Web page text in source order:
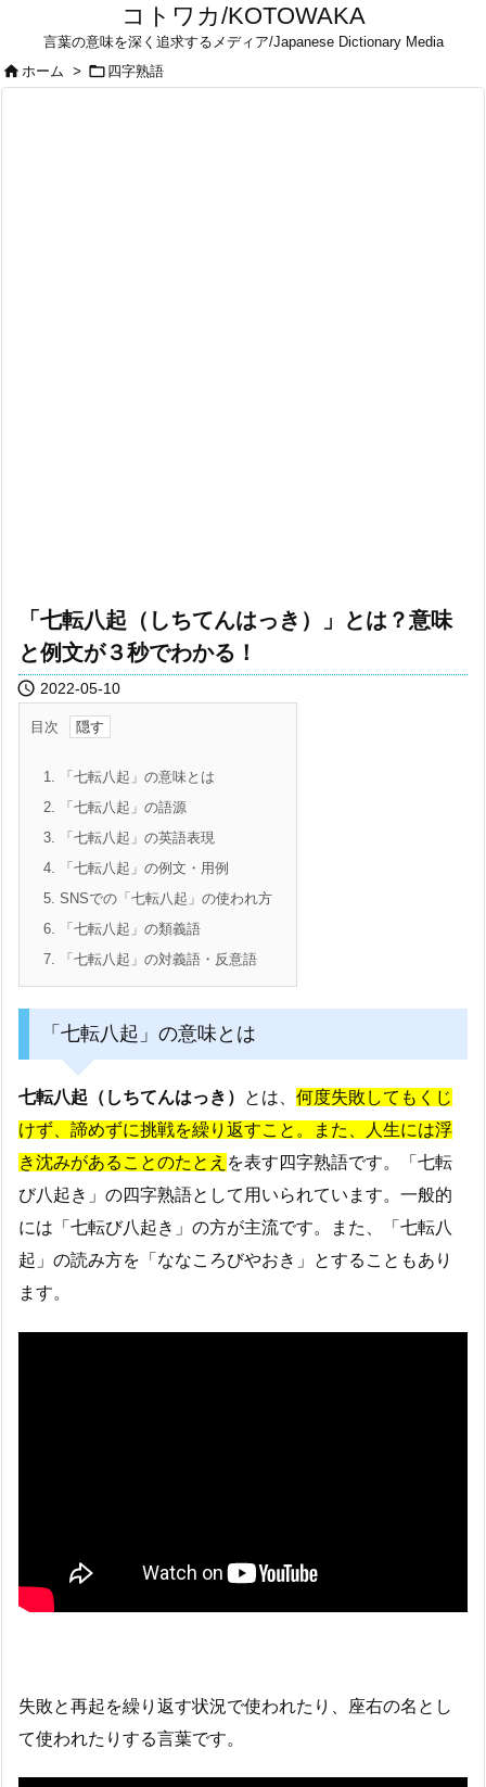
コトワカ/KOTOWAKA
言葉の意味を深く追求するメディア/Japanese Dictionary Media
ホーム >  四字熟語
「七転八起（しちてんはっき）」とは？意味
と例文が３秒でわかる！
 2022-05-10
目次
1. 「七転八起」の意味とは
2. 「七転八起」の語源
3. 「七転八起」の英語表現
4. 「七転八起」の例文・用例
5. SNSでの「七転八起」の使われ方
6. 「七転八起」の類義語
7. 「七転八起」の対義語・反意語
「七転八起」の意味とは
七転八起（しちてんはっき） とは、 何度失敗してもくじ
けず、諦めずに挑戦を繰り返すこと。また、人生には浮
き沈みがあることのたとえ を表す四字熟語です。「七転
び八起き」の四字熟語として用いられています。一般的
には「七転び八起き」の方が主流です。また、「七転八
起」の読み方を「ななころびやおき」とすることもあり
ます。
失敗と再起を繰り返す状況で使われたり、座右の名とし
て使われたりする言葉です。